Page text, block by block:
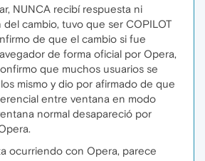
NUNCA recibí respuesta ni
cambio, tuvo que ser COPILOT
de que el cambio si fue
de forma oficial por Opera,
que muchos usuarios se
mismo y dio por afirmado de que
entre ventana en modo
normal desapareció por
ocurriendo con Opera, parece